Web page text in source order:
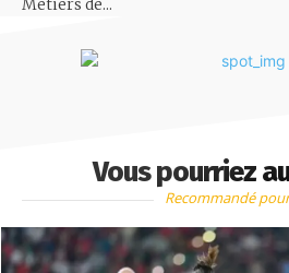
Métiers de...
Vous pourriez
Recommandé